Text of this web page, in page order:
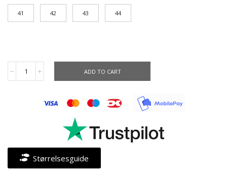
41 42 43 44
ADD TO CART
Størrelsesguide